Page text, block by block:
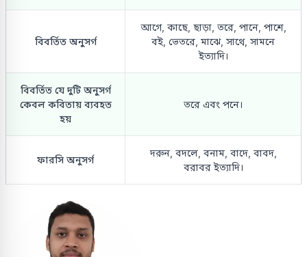
বিবর্তিত অনুসর্গ
আগে, কাছে, ছাড়া, তরে, পানে, পাশে,
বই, ভেতরে, মাঝে, সাথে, সামনে
ইত্যাদি।
বিবর্তিত যে দুটি অনুসর্গ
কেবল কবিতায় ব্যবহত
হয়
তরে এবং পনে।
ফারসি অনুসর্গ
দরুন, বদলে, বনাম, বাদে, বাবদ,
বরাবর ইত্যাদি।